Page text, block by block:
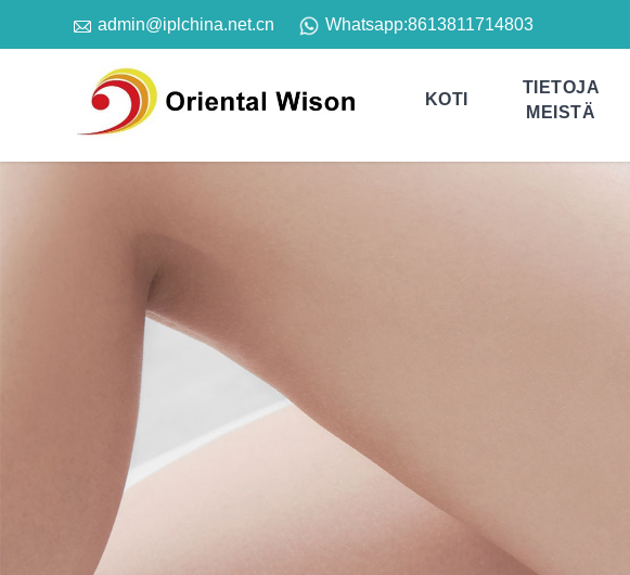
 admin@iplchina.net.cn Whatsapp:8613811714803
KOTI
TIETOJA
MEISTÄ